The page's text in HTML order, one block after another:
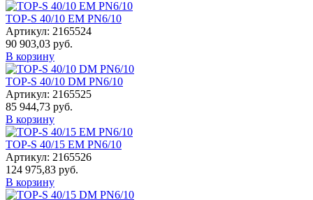
TOP-S 40/10 EM PN6/10
Артикул: 2165524
90 903,03 руб.
В корзину
TOP-S 40/10 DM PN6/10
Артикул: 2165525
85 944,73 руб.
В корзину
TOP-S 40/15 EM PN6/10
Артикул: 2165526
124 975,83 руб.
В корзину